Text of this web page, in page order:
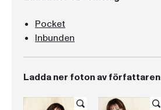
Pocket
Inbunden
Ladda ner foton av författaren